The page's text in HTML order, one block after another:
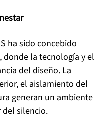
ha sido concebido
la tecnología y el
del diseño. La
el aislamiento del
generan un ambiente
silencio.